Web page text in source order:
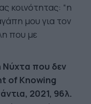
κοινότητας: “η
μου για τον
που με
Νύχτα που δεν
of Knowing
2021, 96λ.